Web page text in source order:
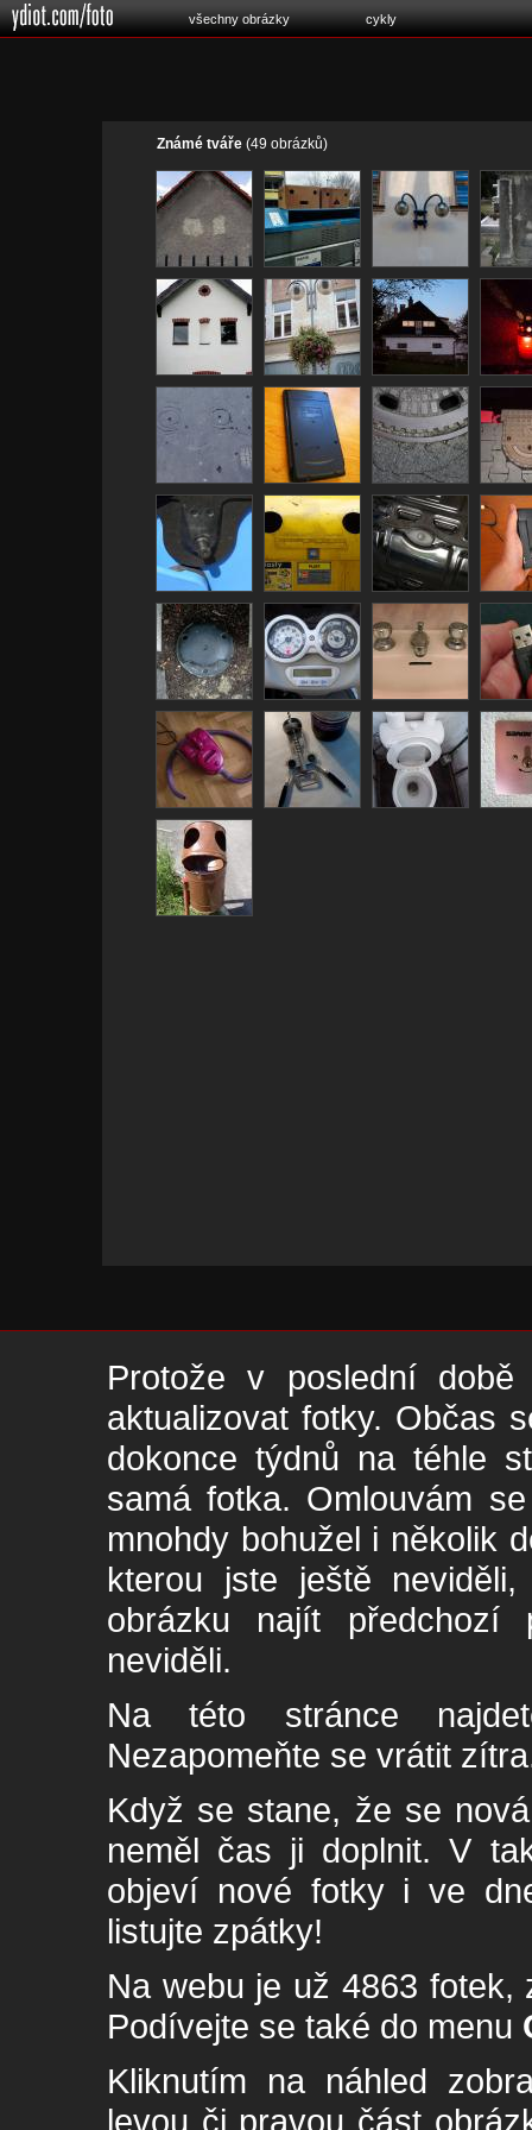
všechny obrázky cykly
Známé tváře (49 obrázků)
Protože v poslední
aktualizovat fotky. Občas
dokonce týdnů na téhle
samá fotka. Omlouvám
mnohdy bohužel i několik
kterou jste ještě
obrázku najít
neviděli.
Na této stránce
Nezapomeňte se vrátit
Když se stane, že se
neměl čas ji doplnit. V
objeví nové fotky i ve
listujte zpátky!
Na webu je už 4863
Podívejte se také do menu
Kliknutím na náhled
levou či pravou část